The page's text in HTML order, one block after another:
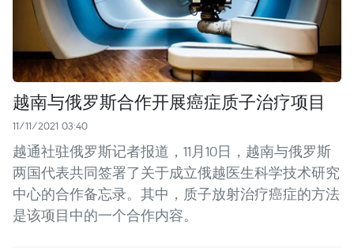
越南与俄罗斯合作开展癌症质子治疗项目
11/11/2021 03:40
越通社驻俄罗斯记者报道，11月10日，越南与俄罗斯
两国代表共同签署了关于成立俄越医生科学技术研究
中心的合作备忘录。其中，质子放射治疗癌症的方法
是该项目中的一个合作内容。